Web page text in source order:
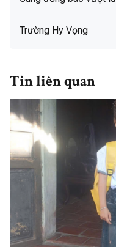
Trường Hy Vọng
Tin liên quan